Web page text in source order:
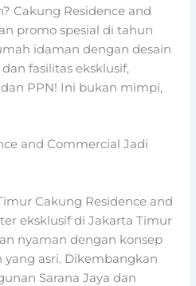
Cakung Residence and
promo spesial di tahun
idaman dengan desain
fasilitas eksklusif,
PPN! Ini bukan mimpi,
and Commercial Jadi
Cakung Residence and
eksklusif di Jakarta Timur
nyaman dengan konsep
asri. Dikembangkan
Sarana Jaya dan